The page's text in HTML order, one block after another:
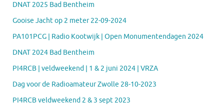
DNAT 2025 Bad Bentheim
Gooise Jacht op 2 meter 22-09-2024
PA101PCG | Radio Kootwijk | Open Monumentendagen 2024
DNAT 2024 Bad Bentheim
PI4RCB | veldweekend | 1 & 2 juni 2024 | VRZA
Dag voor de Radioamateur Zwolle 28-10-2023
PI4RCB veldweekend 2 & 3 sept 2023